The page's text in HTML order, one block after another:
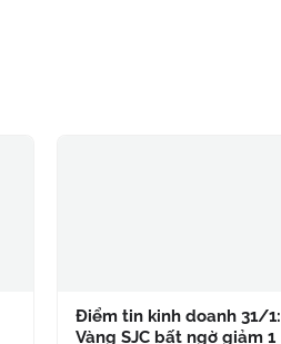
Điểm tin kinh doanh 31/1:
Vàng SJC bất ngờ giảm 1